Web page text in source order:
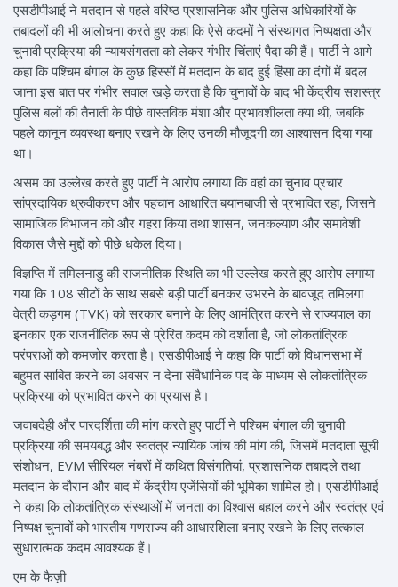
एसडीपीआई ने मतदान से पहले वरिष्ठ प्रशासनिक और पुलिस अधिकारियों के
तबादलों की भी आलोचना करते हुए कहा कि ऐसे कदमों ने संस्थागत निष्पक्षता और
चुनावी प्रक्रिया की न्यायसंगतता को लेकर गंभीर चिंताएं पैदा की हैं। पार्टी ने आगे
कहा कि पश्चिम बंगाल के कुछ हिस्सों में मतदान के बाद हुई हिंसा का दंगों में बदल
जाना इस बात पर गंभीर सवाल खड़े करता है कि चुनावों के बाद भी केंद्रीय सशस्त्र
पुलिस बलों की तैनाती के पीछे वास्तविक मंशा और प्रभावशीलता क्या थी, जबकि
पहले कानून व्यवस्था बनाए रखने के लिए उनकी मौजूदगी का आश्वासन दिया गया
था।
असम का उल्लेख करते हुए पार्टी ने आरोप लगाया कि वहां का चुनाव प्रचार
सांप्रदायिक ध्रुवीकरण और पहचान आधारित बयानबाजी से प्रभावित रहा, जिसने
सामाजिक विभाजन को और गहरा किया तथा शासन, जनकल्याण और समावेशी
विकास जैसे मुद्दों को पीछे धकेल दिया।
विज्ञप्ति में तमिलनाडु की राजनीतिक स्थिति का भी उल्लेख करते हुए आरोप लगाया
गया कि 108 सीटों के साथ सबसे बड़ी पार्टी बनकर उभरने के बावजूद तमिलगा
वेत्री कड़गम (TVK) को सरकार बनाने के लिए आमंत्रित करने से राज्यपाल का
इनकार एक राजनीतिक रूप से प्रेरित कदम को दर्शाता है, जो लोकतांत्रिक
परंपराओं को कमजोर करता है। एसडीपीआई ने कहा कि पार्टी को विधानसभा में
बहुमत साबित करने का अवसर न देना संवैधानिक पद के माध्यम से लोकतांत्रिक
प्रक्रिया को प्रभावित करने का प्रयास है।
जवाबदेही और पारदर्शिता की मांग करते हुए पार्टी ने पश्चिम बंगाल की चुनावी
प्रक्रिया की समयबद्ध और स्वतंत्र न्यायिक जांच की मांग की, जिसमें मतदाता सूची
संशोधन, EVM सीरियल नंबरों में कथित विसंगतियां, प्रशासनिक तबादले तथा
मतदान के दौरान और बाद में केंद्रीय एजेंसियों की भूमिका शामिल हो। एसडीपीआई
ने कहा कि लोकतांत्रिक संस्थाओं में जनता का विश्वास बहाल करने और स्वतंत्र एवं
निष्पक्ष चुनावों को भारतीय गणराज्य की आधारशिला बनाए रखने के लिए तत्काल
सुधारात्मक कदम आवश्यक हैं।
एम के फैज़ी